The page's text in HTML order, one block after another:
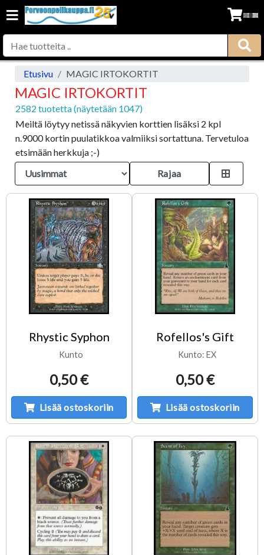
Etusivu MAGIC IRTOKORTIT
MAGIC IRTOKORTIT
2582 tuotetta (näytetään 1047)
Meiltä löytyy netissä näkyvien korttien lisäksi 2 kpl
n.9000 kortin puulatikkoa valmiiksi sortattuna. Tervetuloa
etsimään herkkuja ;-)
Rajaa
Rhystic Syphon
Kunto
0,50 €
Lisää ostoskoriin
Rofellos's Gift
Kunto: EX
0,50 €
Lisää ostoskoriin